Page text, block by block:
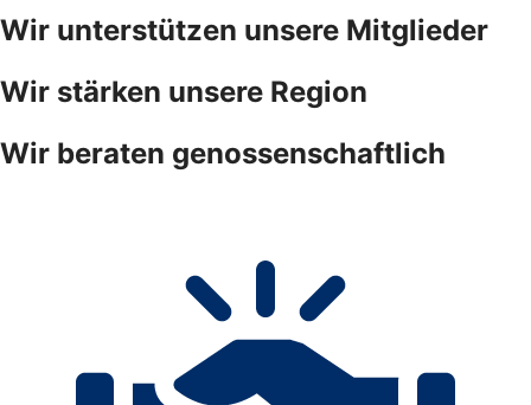
Wir unterstützen unsere Mitglieder
Wir stärken unsere Region
Wir beraten genossenschaftlich